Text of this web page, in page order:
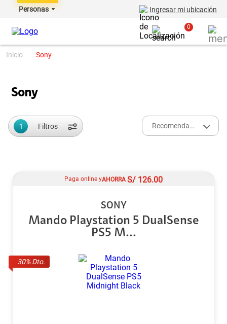
Personas Ingresar mi ubicación
0
sony
Sony
1 Filtros Recomendados
30% Dto.
Paga online yAHORRA S/ 126.00
SONY
Mando Playstation 5 DualSense
PS5 M...